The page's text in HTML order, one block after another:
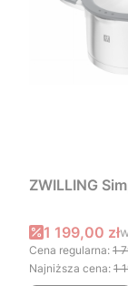
ZWILLING
Cena
1 199,00 zł
Cena regularna: 1
Najniższa cena: 1